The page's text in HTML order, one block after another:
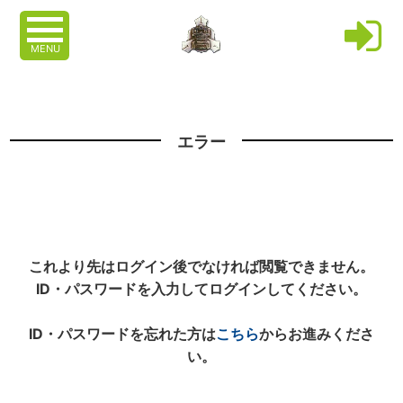
MENU
エラー
これより先はログイン後でなければ閲覧できません。
ID・パスワードを入力してログインしてください。
ID・パスワードを忘れた方はこちらからお進みくださ
い。